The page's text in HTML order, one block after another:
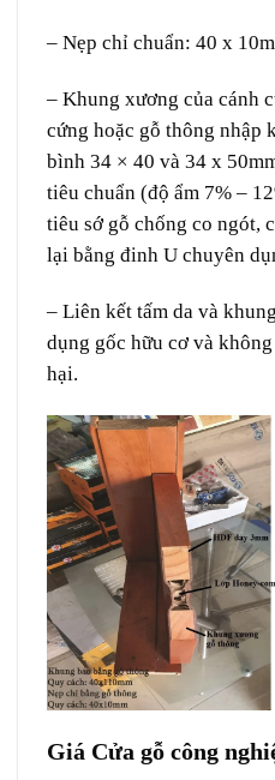
– Nẹp chỉ chuẩn: 40 x
– Khung xương của cánh
cứng hoặc gỗ thông nhập
bình 34 × 40 và 34 x
tiêu chuẩn (độ ẩm 7% –
tiêu sớ gỗ chống co ngót,
lại bằng đinh U chuyên
– Liên kết tấm da và
dụng gốc hữu cơ và
hại.
Giá Cửa gỗ công